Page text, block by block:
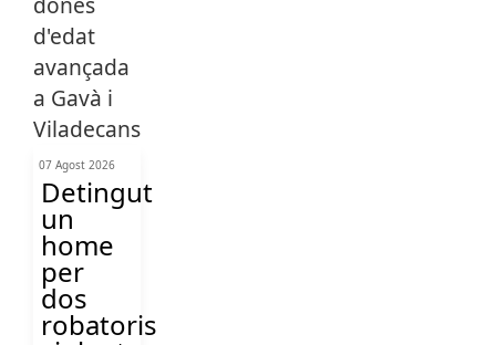
07 Agost 2026
Detingut
un
home
per
dos
robatoris